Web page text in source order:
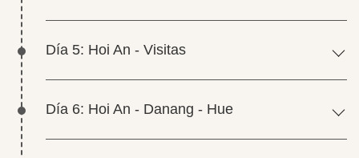
Día 5: Hoi An - Visitas
Día 6: Hoi An - Danang - Hue